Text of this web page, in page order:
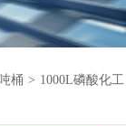
桶 > 1000L磷酸化工